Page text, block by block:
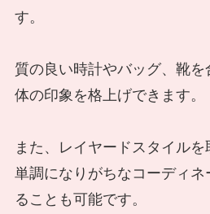
す。
質の良い時計やバッグ、靴
体の印象を格上げできます。
また、レイヤードスタイルを
単調になりがちなコーディネ
ることも可能です。